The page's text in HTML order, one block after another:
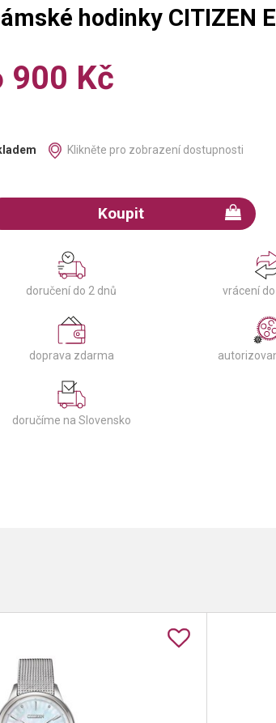
hodinky CITIZEN
900 Kč
Klikněte pro zobrazení dostupnosti
Koupit
doručení do 2 dnů vrácení
doprava zdarma
doručíme na Slovensko